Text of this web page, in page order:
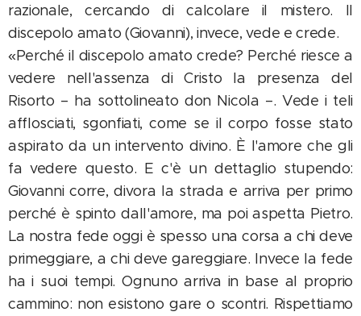
razionale, cercando di calcolare il mistero. Il
discepolo amato (Giovanni), invece, vede e crede.
«Perché il discepolo amato crede? Perché riesce a
vedere nell'assenza di Cristo la presenza del
Risorto – ha sottolineato don Nicola –. Vede i teli
afflosciati, sgonfiati, come se il corpo fosse stato
aspirato da un intervento divino. È l'amore che gli
fa vedere questo. E c'è un dettaglio stupendo:
Giovanni corre, divora la strada e arriva per primo
perché è spinto dall'amore, ma poi aspetta Pietro.
La nostra fede oggi è spesso una corsa a chi deve
primeggiare, a chi deve gareggiare. Invece la fede
ha i suoi tempi. Ognuno arriva in base al proprio
cammino: non esistono gare o scontri. Rispettiamo